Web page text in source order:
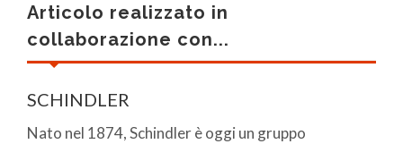
Articolo realizzato in
collaborazione con...
SCHINDLER
Nato nel 1874, Schindler è oggi un gruppo